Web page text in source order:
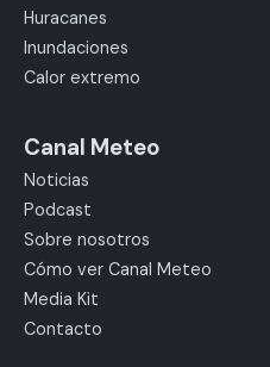
Huracanes
Inundaciones
Calor extremo
Canal Meteo
Noticias
Podcast
Sobre nosotros
Cómo ver Canal Meteo
Media Kit
Contacto